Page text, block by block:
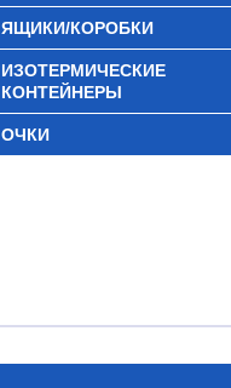
ЯЩИКИ/КОРОБКИ
ИЗОТЕРМИЧЕСКИЕ
КОНТЕЙНЕРЫ
ОЧКИ